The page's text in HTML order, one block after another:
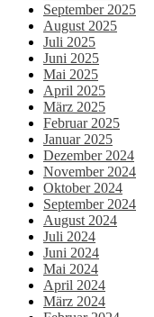
September 2025
August 2025
Juli 2025
Juni 2025
Mai 2025
April 2025
März 2025
Februar 2025
Januar 2025
Dezember 2024
November 2024
Oktober 2024
September 2024
August 2024
Juli 2024
Juni 2024
Mai 2024
April 2024
März 2024